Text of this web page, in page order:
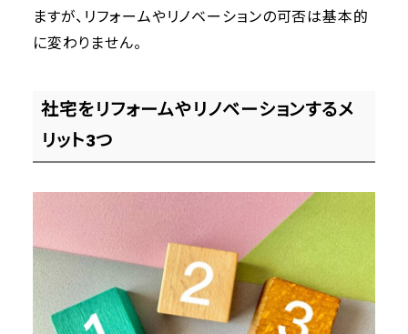
ますが、リフォームやリノベーションの可否は基本的
に変わりません。
社宅をリフォームやリノベーションするメ
リット3つ